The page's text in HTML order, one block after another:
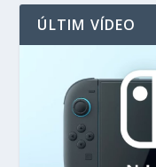
ÚLTIM VÍDEO